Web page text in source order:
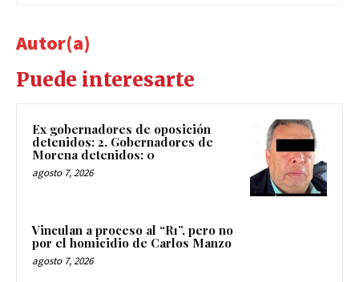
Autor(a)
Puede interesarte
Ex gobernadores de oposición
detenidos: 2. Gobernadores de
Morena detenidos: 0
agosto 7, 2026
Vinculan a proceso al “R1”, pero no
por el homicidio de Carlos Manzo
agosto 7, 2026